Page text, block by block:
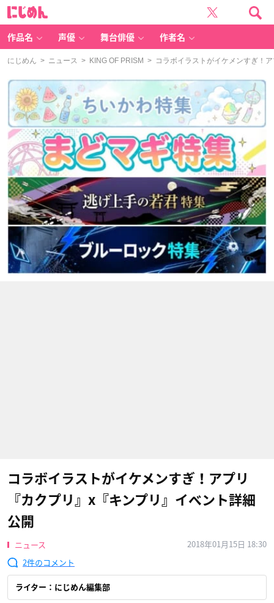
作品名 声優 舞台俳優 作者名
にじめん > ニュース > KING OF PRISM > コラボイラストがイケメンすぎ！
コラボイラストがイケメンすぎ！アプリ
『カクプリ』x『キンプリ』イベント詳細
公開
ニュース
2018年01月15日 18:30
2
ライター：にじめん編集部